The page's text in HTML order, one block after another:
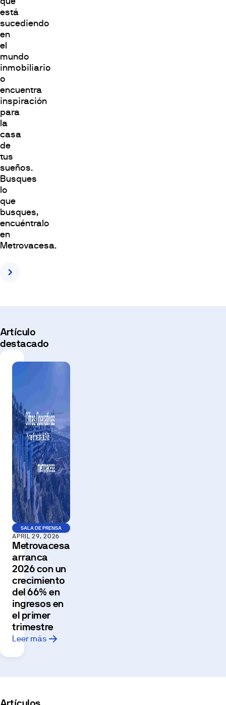
está
sucediendo
en
el
mundo
inmobiliario
o
encuentra
inspiración
para
la
casa
de
tus
sueños.
Busques
lo
que
busques,
encuéntralo
en
Metrovacesa.
Todos
Artículo
destacado
SALA DE PRENSA
APRIL 29, 2026
Metrovacesa
arranca
2026 con un
crecimiento
del 66% en
ingresos en
el primer
trimestre
Leer más